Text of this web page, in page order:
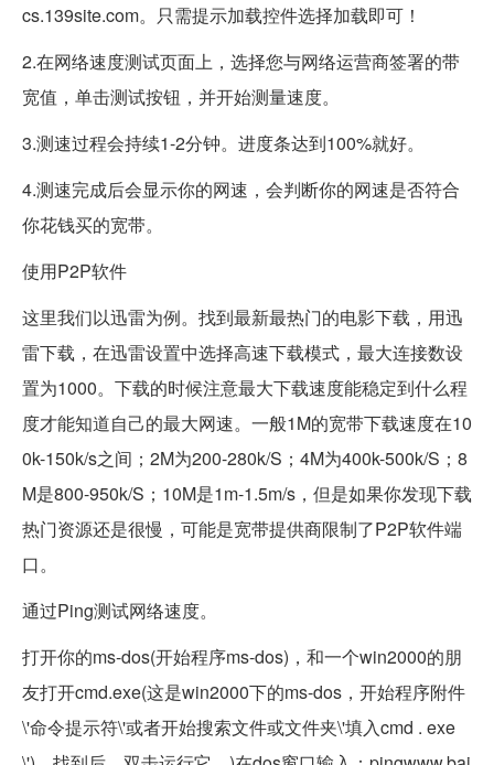
cs.139site.com。只需提示加载控件选择加载即可！
2.在网络速度测试页面上，选择您与网络运营商签署的带
宽值，单击测试按钮，并开始测量速度。
3.测速过程会持续1-2分钟。进度条达到100%就好。
4.测速完成后会显示你的网速，会判断你的网速是否符合
你花钱买的宽带。
使用P2P软件
这里我们以迅雷为例。找到最新最热门的电影下载，用迅
雷下载，在迅雷设置中选择高速下载模式，最大连接数设
置为1000。下载的时候注意最大下载速度能稳定到什么程
度才能知道自己的最大网速。一般1M的宽带下载速度在10
0k-150k/s之间；2M为200-280k/S；4M为400k-500k/S；8
M是800-950k/S；10M是1m-1.5m/s，但是如果你发现下载
热门资源还是很慢，可能是宽带提供商限制了P2P软件端
口。
通过Ping测试网络速度。
打开你的ms-dos(开始程序ms-dos)，和一个win2000的朋
友打开cmd.exe(这是win2000下的ms-dos，开始程序附件
\'命令提示符\'或者开始搜索文件或文件夹\'填入cmd . exe